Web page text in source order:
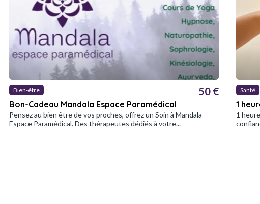
Bien-être
Bon-Cadeau Mandala Espace Paramédical
50 €
Pensez au bien être de vos proches, offrez un Soin à Mandala
Espace Paramédical. Des thérapeutes dédiés à votre...
Santé
1
1